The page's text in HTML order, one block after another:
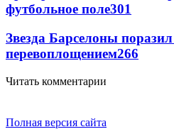
футбольное поле301
Звезда Барселоны
перевоплощением266
Читать комментарии
Полная версия сайта